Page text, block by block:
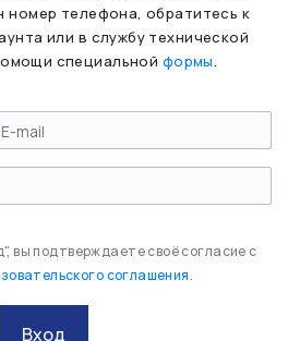
номер телефона, обратитесь к
или в службу технической
специальной формы.
вы подтверждаете своё согласие с
соглашения.
Вход